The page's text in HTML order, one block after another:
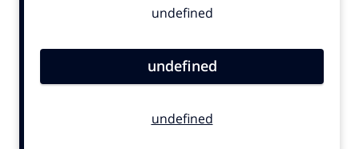
Contentmarketing